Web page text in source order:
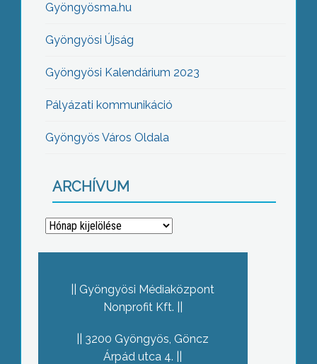
Gyöngyösma.hu
Gyöngyösi Újság
Gyöngyösi Kalendárium 2023
Pályázati kommunikáció
Gyöngyös Város Oldala
ARCHÍVUM
Archívum
Gyöngyösi Médiaközpont
Nonprofit Kft.
3200 Gyöngyös, Göncz
Árpád utca 4.